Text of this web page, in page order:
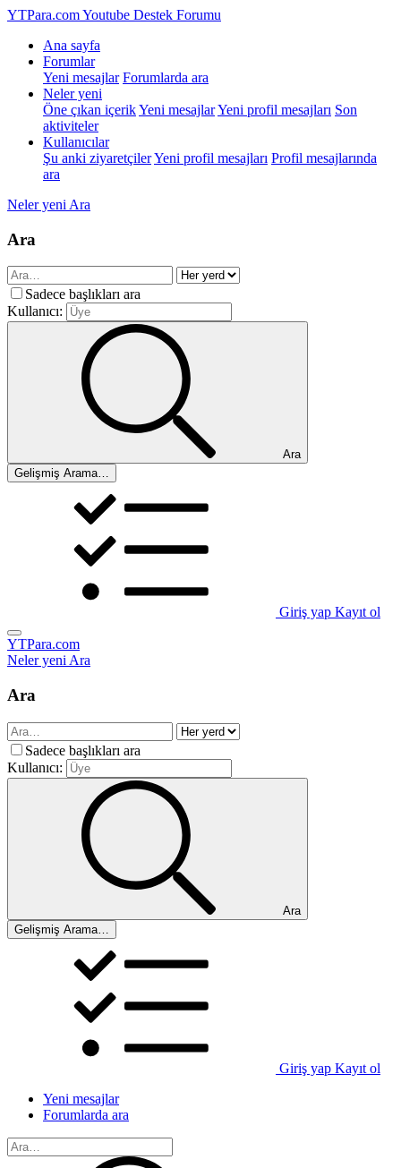
YTPara.comYoutube Destek Forumu
Ana sayfa
Forumlar
Yeni mesajlar Forumlarda ara
Neler yeni
Öne çıkan içerikYeni mesajlarYeni profil mesajları Son
aktiviteler
Kullanıcılar
Şu anki ziyaretçilerYeni profil mesajları Profil mesajlarında
ara
Neler yeni Ara
Ara
Sadece başlıkları ara
Kullanıcı:
Ara
Gelişmiş Arama…
Giriş yap Kayıt ol
YTPara.com
Neler yeniAra
Ara
Sadece başlıkları ara
Kullanıcı:
Ara
Gelişmiş Arama…
Giriş yap Kayıt ol
Yeni mesajlar
Forumlarda ara